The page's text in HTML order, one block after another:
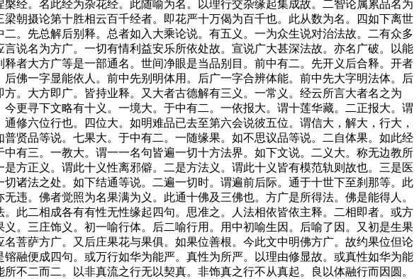
。名此经为杂花经。此随喻为名。以理行交杂缘起集成故。二智论属累品名为
朝摄论第十胜相云百千经者。即花严十万偈为百千也。此从数为名。四如下离世
。先总解后别释。总者如入大乘论说。有五义。一为众生说对治法故。二有众多
说名为方广。一切有情利益安乐所依处故。宣说广大甚深法故。亦名广破。以能
者大方广等是一部通名。世间净眼是当品别目。前中有二。先开义后合释。开者
佛一字显能依人。前中先别明体用。后广一字合辨体能。前中先大字明法体。后
。大方即广。皆持业释。又大者古德解有三义。一常义。经云所言大者名之为
更寻下文略有十义。一境大。于中有二。一依报大。谓十莲华藏。二正报大。谓
修六位行也。四位大。如明难品已去至第六会说彼五位。谓信大，解大，行大，
贤品等说。七果大。于中有二。一随缘果。如不思议品等说。二自体果。如此经
有三。一教大。谓一一名句皆遍一切十方法界。如下文说。二义大。称无边教所
方正义。谓此十义性离邪僻。二是方法义。谓此十义皆有模范轨则故也。三是医
诸法之处。如下结通等说。二遍一切时。谓遍前后际。通于十世下至刹那等。此
违。佛者觉照为名果满为义。此通十佛及三佛也。方广是所得法。佛是能得人。
此二相成各有有性无性缘起四句。思准之。人法相依皆依主释。二相即者。或方
。三庄饰义。初一喻行体。后二喻行用。用中初喻生因。后喻了因。又初是生果
菩萨方广。又后庄果花与果俱。如果位善根。今此文中明佛方广。故约果位但论
融便成四句。或万行如华为能严。真性为所严。以理由修显故。或真性如华为能
不二而二。以非真流之行无以契真。非饰真之行不从真起。良以体融行而因圆。